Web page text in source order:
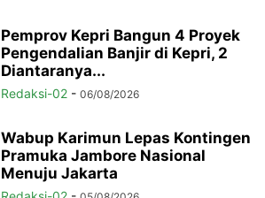
Pemprov Kepri Bangun 4 Proyek
Pengendalian Banjir di Kepri, 2
Diantaranya...
Redaksi-02 - 06/08/2026
Wabup Karimun Lepas Kontingen
Pramuka Jambore Nasional
Menuju Jakarta